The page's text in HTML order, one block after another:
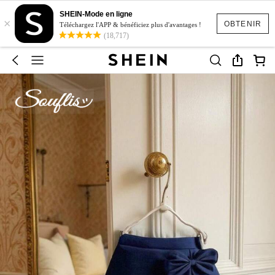
OBTENIR
×
SHEIN-Mode en ligne
Téléchargez l'APP & bénéficiez plus d'avantages !
(18,717)